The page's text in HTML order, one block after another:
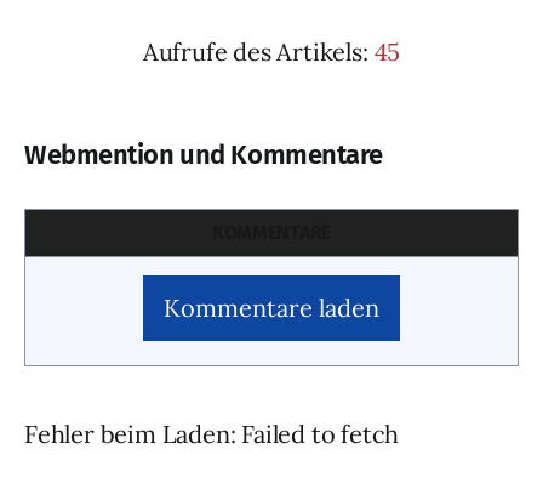
Aufrufe des Artikels: 45
Webmention und Kommentare
Kommentare laden
Fehler beim Laden: Failed to fetch